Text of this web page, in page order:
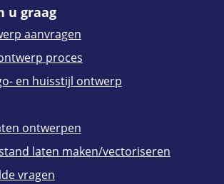
u graag
aanvragen
proces
en huisstijl ontwerp
ontwerpen
laten maken/vectoriseren
vragen